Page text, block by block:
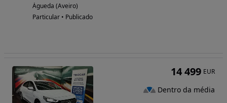
Águeda (Aveiro)
Particular • Publicado
14 499 EUR
Dentro da média